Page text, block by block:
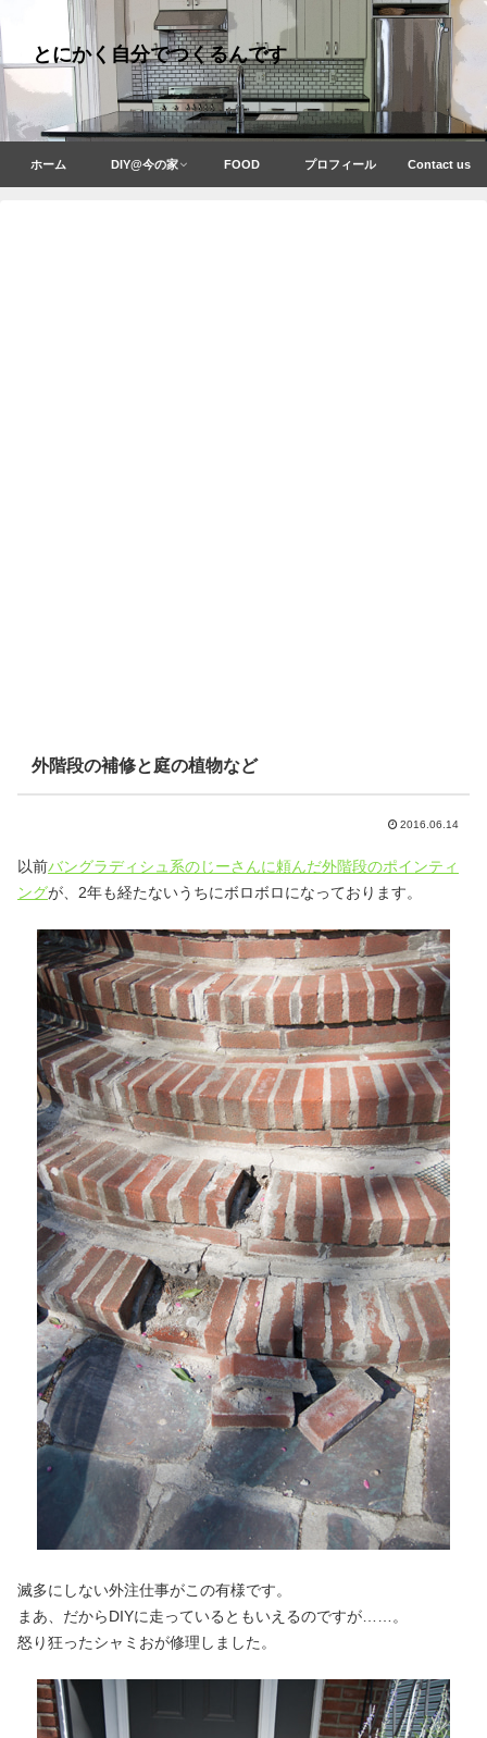
とにかく自分でつくるんです
ホーム DIY@今の家 FOOD プロフィール Contact us
外階段の補修と庭の植物など
2016.06.14
以前バングラディシュ系のじーさんに頼んだ外階段のポインティ
ングが、2年も経たないうちにボロボロになっております。
滅多にしない外注仕事がこの有様です。
まあ、だからDIYに走っているともいえるのですが……。
怒り狂ったシャミおが修理しました。